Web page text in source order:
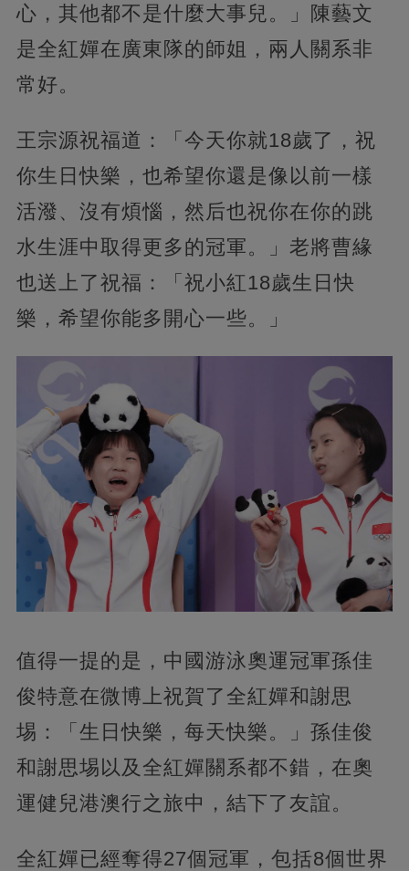
心，其他都不是什麼大事兒。」陳藝文
是全紅嬋在廣東隊的師姐，兩人關系非
常好。
王宗源祝福道：「今天你就18歲了，祝
你生日快樂，也希望你還是像以前一樣
活潑、沒有煩惱，然后也祝你在你的跳
水生涯中取得更多的冠軍。」老將曹緣
也送上了祝福：「祝小紅18歲生日快
樂，希望你能多開心一些。」
值得一提的是，中國游泳奧運冠軍孫佳
俊特意在微博上祝賀了全紅嬋和謝思
埸：「生日快樂，每天快樂。」孫佳俊
和謝思埸以及全紅嬋關系都不錯，在奧
運健兒港澳行之旅中，結下了友誼。
全紅嬋已經奪得27個冠軍，包括8個世界